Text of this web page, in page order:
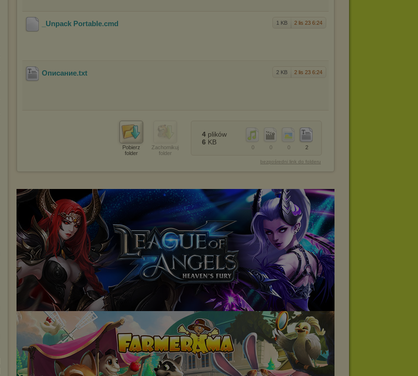
1 KB 2 lis 23 6:24
_Unpack Portable.cmd
2 KB 2 lis 23 6:24
Описание.txt
Pobierz
folder
Zachomikuj
folder
2
0
0
0
4 plików
6 KB
bezpośredni link do folderu